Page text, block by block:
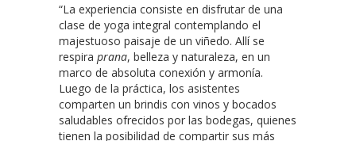
“La experiencia consiste en disfrutar de una
clase de yoga integral contemplando el
majestuoso paisaje de un viñedo. Allí se
respira prana, belleza y naturaleza, en un
marco de absoluta conexión y armonía.
Luego de la práctica, los asistentes
comparten un brindis con vinos y bocados
saludables ofrecidos por las bodegas, quienes
tienen la posibilidad de compartir sus más